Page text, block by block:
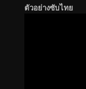
ตัวอย่างซับไทย